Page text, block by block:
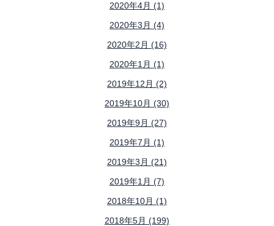
2020年4月 (1)
2020年3月 (4)
2020年2月 (16)
2020年1月 (1)
2019年12月 (2)
2019年10月 (30)
2019年9月 (27)
2019年7月 (1)
2019年3月 (21)
2019年1月 (7)
2018年10月 (1)
2018年5月 (199)